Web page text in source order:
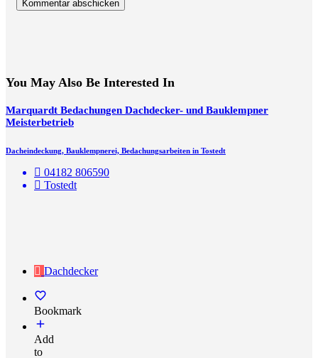
You May Also Be Interested In
Marquardt Bedachungen Dachdecker- und Bauklempner
Meisterbetrieb
Dacheindeckung, Bauklempnerei, Bedachungsarbeiten in Tostedt
04182 806590
Tostedt
Dachdecker
Bookmark
Add
to